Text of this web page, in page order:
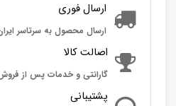
ارسال فوری
ارسال محصول به سرتاسر
اصالت کالا
گارانتی و خدمات پس از
پشتیبانی